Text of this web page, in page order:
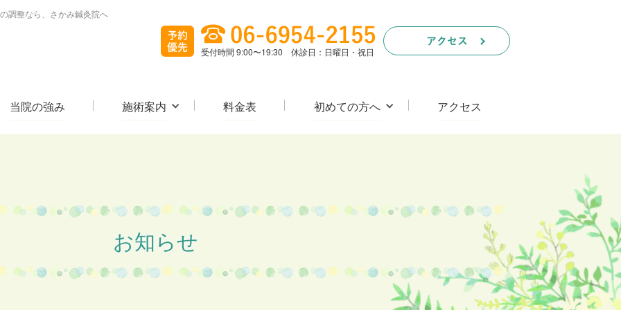
調整なら、さかみ鍼灸院へ
受付時間 9:00〜19:30 休診日：日曜日・祝日
当院の強み 施術案内 料金表 初めての方へ アクセス
お知らせ